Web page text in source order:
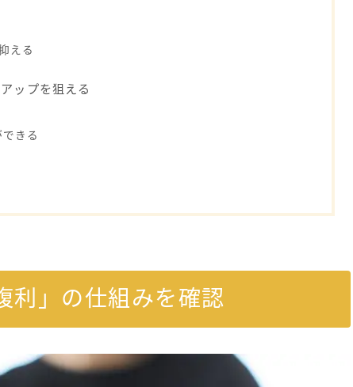
える
ップを狙える
きる
利」の仕組みを確認